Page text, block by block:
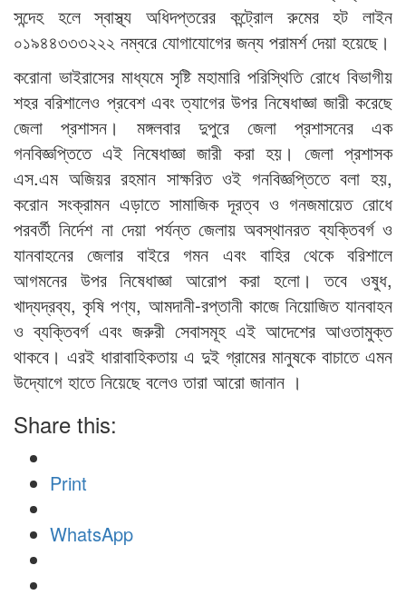
সন্দেহ হলে স্বাস্থ্য অধিদপ্তরের কন্ট্রোল রুমের হট লাইন
০১৯৪৪৩৩৩২২২ নম্বরে যোগাযোগের জন্য পরামর্শ দেয়া হয়েছে।
করোনা ভাইরাসের মাধ্যমে সৃষ্টি মহামারি পরিস্থিতি রোধে বিভাগীয়
শহর বরিশালেও প্রবেশ এবং ত্যাগের উপর নিষেধাজ্ঞা জারী করেছে
জেলা প্রশাসন। মঙ্গলবার দুপুরে জেলা প্রশাসনের এক
গনবিজ্ঞপ্তিতে এই নিষেধাজ্ঞা জারী করা হয়। জেলা প্রশাসক
এস.এম অজিয়র রহমান সাক্ষরিত ওই গনবিজ্ঞপ্তিতে বলা হয়,
করোন সংক্রামন এড়াতে সামাজিক দূরত্ব ও গনজমায়েত রোধে
পরবর্তী নির্দেশ না দেয়া পর্যন্ত জেলায় অবস্থানরত ব্যক্তিবর্গ ও
যানবাহনের জেলার বাইরে গমন এবং বাহির থেকে বরিশালে
আগমনের উপর নিষেধাজ্ঞা আরোপ করা হলো। তবে ওষুধ,
খাদ্যদ্রব্য, কৃষি পণ্য, আমদানী-রপ্তানী কাজে নিয়োজিত যানবাহন
ও ব্যক্তিবর্গ এবং জরুরী সেবাসমূহ এই আদেশের আওতামুক্ত
থাকবে। এরই ধারাবাহিকতায় এ দুই গ্রামের মানুষকে বাচাতে এমন
উদ্যোগে হাতে নিয়েছে বলেও তারা আরো জানান ।
Share this:
Print
WhatsApp